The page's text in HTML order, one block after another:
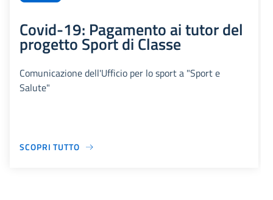
Covid-19: Pagamento ai tutor del
progetto Sport di Classe
Comunicazione dell'Ufficio per lo sport a "Sport e
Salute"
SCOPRI TUTTO